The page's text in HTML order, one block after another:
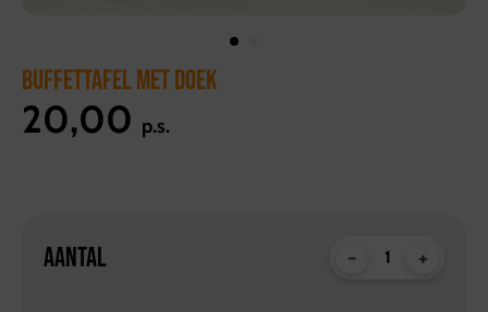
BUFFETTAFEL MET DOEK
20,00 p.s.
AANTAL - +